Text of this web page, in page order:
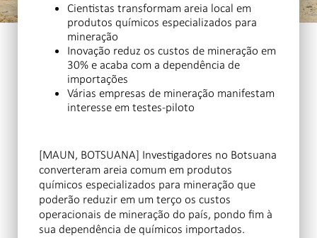
Cientistas transformam areia local em
produtos químicos especializados para
mineração
Inovação reduz os custos de mineração em
30% e acaba com a dependência de
importações
Várias empresas de mineração manifestam
interesse em testes-piloto
[MAUN, BOTSUANA] Investigadores no Botsuana
converteram areia comum em produtos
químicos especializados para mineração que
poderão reduzir em um terço os custos
operacionais de mineração do país, pondo fim à
sua dependência de químicos importados.